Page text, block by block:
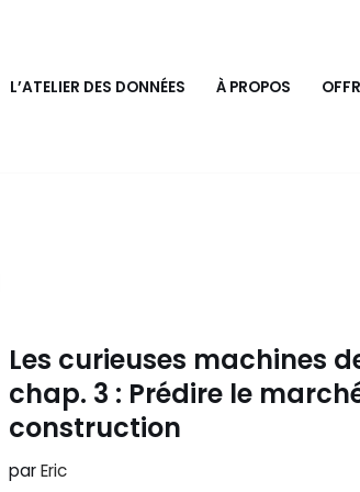
L’ATELIER DES DONNÉES À PROPOS
Les curieuses machines
chap. 3 : Prédire le
construction
parEric